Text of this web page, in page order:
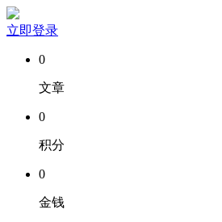
立即登录
0
文章
0
积分
0
金钱